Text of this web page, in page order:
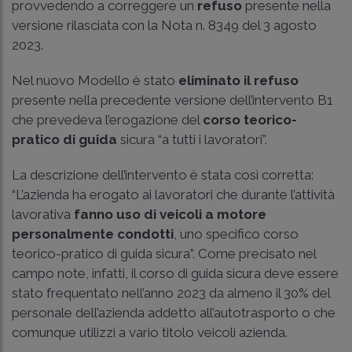
provvedendo a correggere un refuso presente nella
versione rilasciata con la Nota n. 8349 del 3 agosto
2023.
Nel nuovo Modello è stato eliminato il refuso
presente nella precedente versione dell’intervento B1
che prevedeva l’erogazione del corso teorico-
pratico di guida sicura “a tutti i lavoratori”.
La descrizione dell’intervento è stata così corretta:
“L’azienda ha erogato ai lavoratori che durante l’attività
lavorativa fanno uso di veicoli a motore
personalmente condotti, uno specifico corso
teorico-pratico di guida sicura”. Come precisato nel
campo note, infatti, il corso di guida sicura deve essere
stato frequentato nell’anno 2023 da almeno il 30% del
personale dell’azienda addetto all’autotrasporto o che
comunque utilizzi a vario titolo veicoli azienda.